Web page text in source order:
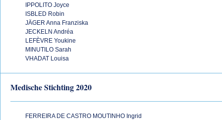
IPPOLITO Joyce
ISBLED Robin
JÄGER Anna Franziska
JECKELN Andréa
LEFÈVRE Youkine
MINUTILO Sarah
VHADAT Louisa
Medische Stichting 2020
FERREIRA DE CASTRO MOUTINHO Ingrid